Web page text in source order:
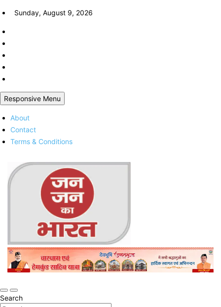
Skip
content
Sunday, August 9, 2026
Responsive Menu
About
Contact
Terms & Conditions
Jan Jan Ka Bharat
Online Trending Hindi News Website
Search